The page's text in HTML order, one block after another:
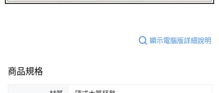
顯示電腦版詳細說明
商品規格